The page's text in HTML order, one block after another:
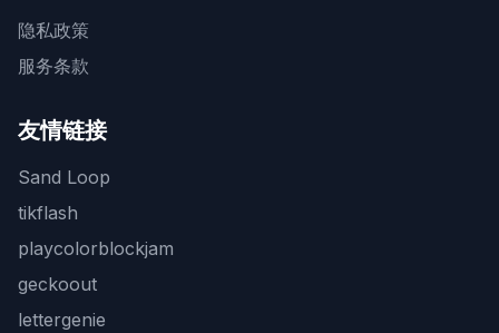
隐私政策
服务条款
友情链接
Sand Loop
tikflash
playcolorblockjam
geckoout
lettergenie